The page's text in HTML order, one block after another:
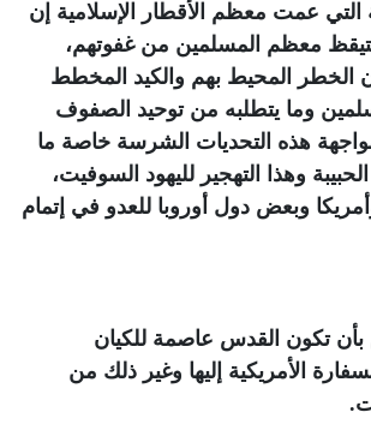
التي عمت معظم الأقطار الإسلامية إن
معظم المسلمين من غفوتهم،
الخطر المحيط بهم والكيد المخطط
وما يتطلبه من توحيد الصفوف
هذه التحديات الشرسة خاصة ما
وهذا التهجير لليهود السوفيت،
وبعض دول أوروبا للعدو في إتمام
تكون القدس عاصمة للكيان
الأمريكية إليها وغير ذلك من